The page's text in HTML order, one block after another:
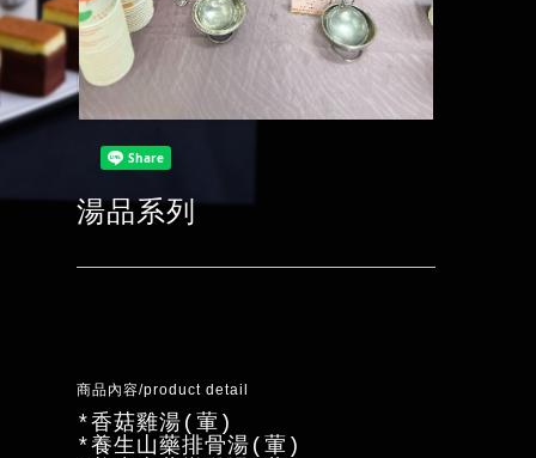
湯品系列
商品內容/product detail
*香菇雞湯(葷)
*養生山藥排骨湯(葷)